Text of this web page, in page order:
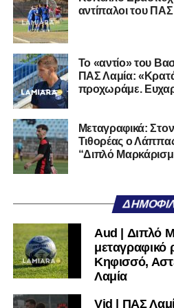
υπόλοιπο κόσμο. Ακολουθήστε
Facebook, στο
μαθαίνετε σε χρόνο dt όλα τα νέα.
αντίπαλοι του
Το «αντίο» του
ΠΑΣ Λαμία:
προχωράμε.
Μεταγραφικά:
Τιθορέας ο
“Διπλό
Aud | Διπλό
μεταγραφικό
Κηφισσό,
Λαμία
Vid | ΠΑΣ